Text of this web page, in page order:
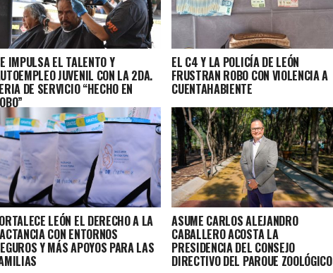
IMPULSA EL TALENTO Y
JUVENIL CON LA 2DA.
DE SERVICIO “HECHO EN
EL C4 Y LA POLICÍA DE LEÓN
FRUSTRAN ROBO CON VIOLENCIA A
CUENTAHABIENTE
LEÓN EL DERECHO A LA
CON ENTORNOS
Y MÁS APOYOS PARA LAS
ASUME CARLOS ALEJANDRO
CABALLERO ACOSTA LA
PRESIDENCIA DEL CONSEJO
DIRECTIVO DEL PARQUE ZOOLÓGICO